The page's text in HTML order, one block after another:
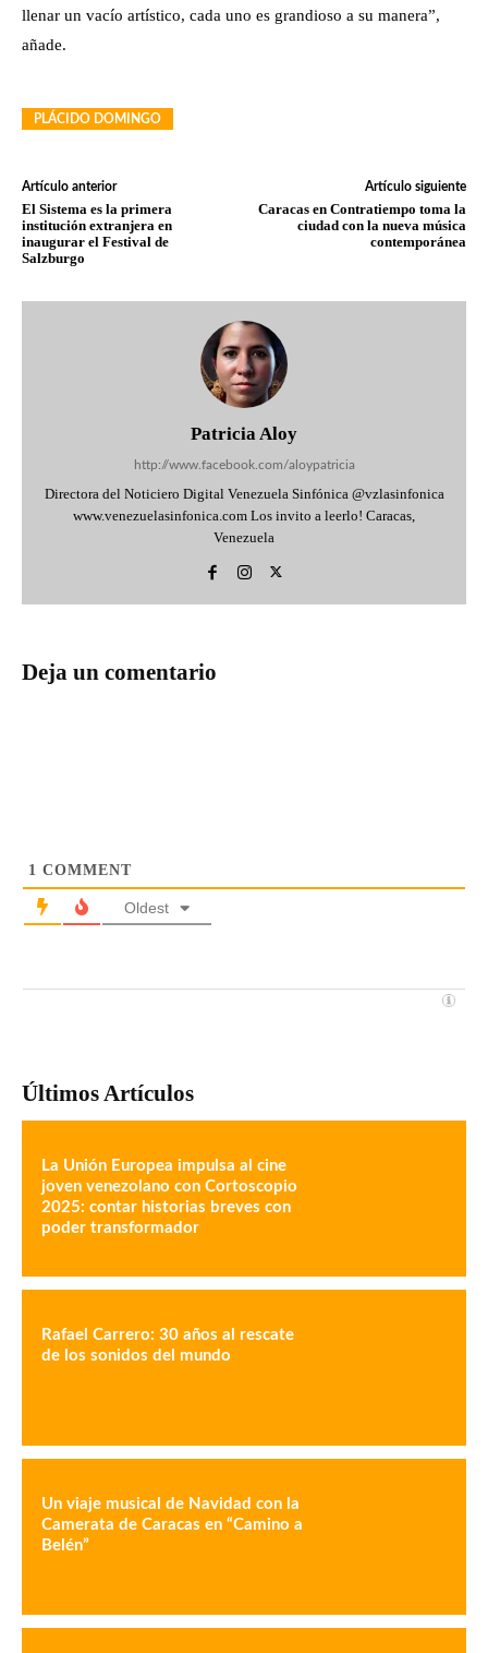
llenar un vacío artístico, cada uno es grandioso a su manera”,
añade.
PLÁCIDO DOMINGO
Artículo anterior
El Sistema es la primera
institución extranjera en
inaugurar el Festival de
Salzburgo
Artículo siguiente
Caracas en Contratiempo toma la
ciudad con la nueva música
contemporánea
Patricia Aloy
http://www.facebook.com/aloypatricia
Directora del Noticiero Digital Venezuela Sinfónica @vzlasinfonica
www.venezuelasinfonica.com Los invito a leerlo! Caracas,
Venezuela
Deja un comentario
1 COMMENT
Oldest
Últimos Artículos
La Unión Europea impulsa al cine
joven venezolano con Cortoscopio
2025: contar historias breves con
poder transformador
Rafael Carrero: 30 años al rescate
de los sonidos del mundo
Un viaje musical de Navidad con la
Camerata de Caracas en “Camino a
Belén”